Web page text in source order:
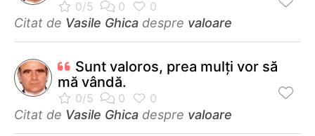
Citat de Vasile Ghica despre valoare
Sunt valoros, prea mulți vor să
mă vândă.
Citat de Vasile Ghica despre valoare